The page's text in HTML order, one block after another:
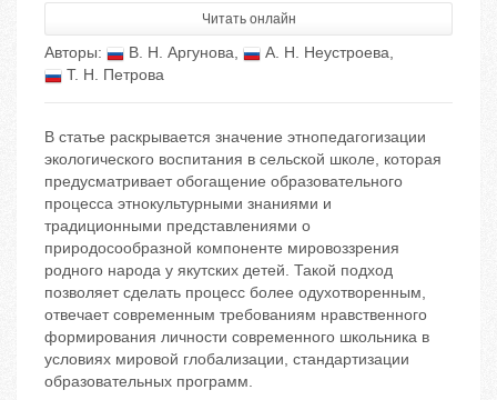
Читать онлайн
Авторы: В. Н. Аргунова, А. Н. Неустроева,
Т. Н. Петрова
В статье раскрывается значение этнопедагогизации
экологического воспитания в сельской школе, которая
предусматривает обогащение образовательного
процесса этнокультурными знаниями и
традиционными представлениями о
природосообразной компоненте мировоззрения
родного народа у якутских детей. Такой подход
позволяет сделать процесс более одухотворенным,
отвечает современным требованиям нравственного
формирования личности современного школьника в
условиях мировой глобализации, стандартизации
образовательных программ.